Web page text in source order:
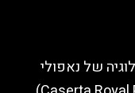
של נאפולי